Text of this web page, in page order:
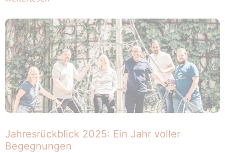
Jahresrückblick 2025: Ein Jahr voller
Begegnungen